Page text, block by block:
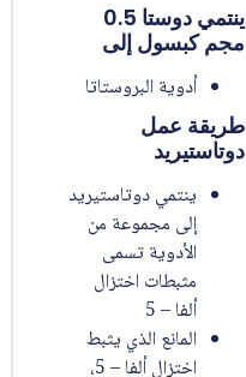
ينتمي دوستا 0.5
مجم كبسول إلى
أدوية البروستاتا
طريقة عمل
دوتاستيريد
ينتمي دوتاستيريد
إلى مجموعة من
الأدوية تسمى
مثبطات اختزال
ألفا – 5
المانع الذي يثبط
اختزال ألفا – 5،